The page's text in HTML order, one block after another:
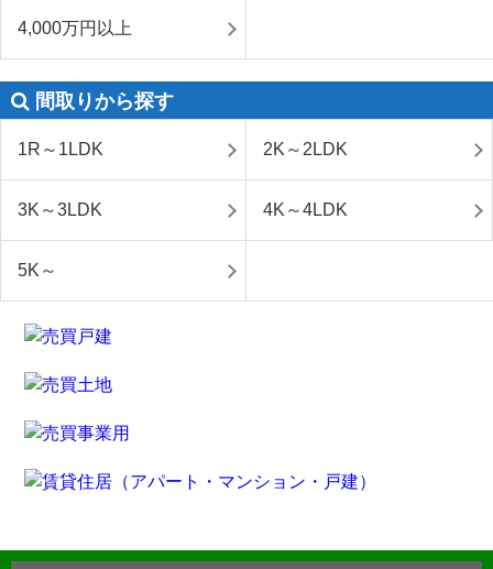
4,000万円以上
間取りから探す
1R～1LDK 2K～2LDK
3K～3LDK 4K～4LDK
5K～